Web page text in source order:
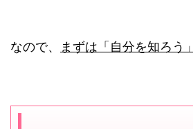
なので、 まずは「自分を知ろう